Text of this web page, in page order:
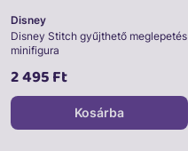
Disney
Disney Stitch gyűjthető meglepetés
minifigura
2 495 Ft
Kosárba